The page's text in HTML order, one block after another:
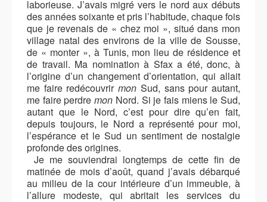
laborieuse. J’avais migré vers le nord aux débuts
des années soixante et pris l’habitude, chaque fois
que je revenais de « chez moi », situé dans mon
village natal des environs de la ville de Sousse,
de « monter », à Tunis, mon lieu de résidence et
de travail. Ma nomination à Sfax a été, donc, à
l’origine d’un changement d’orientation, qui allait
me faire redécouvrirmon Sud, sans pour autant,
me faire perdremon Nord. Si je fais miens le Sud,
autant que le Nord, c’est pour dire qu’en fait,
depuis toujours, le Nord a représenté pour moi,
l’espérance et le Sud un sentiment de nostalgie
profonde des origines.
Je me souviendrai longtemps de cette fin de
matinée de mois d’août, quand j’avais débarqué
au milieu de la cour intérieure d’un immeuble, à
l’allure modeste, qui abritait les services du